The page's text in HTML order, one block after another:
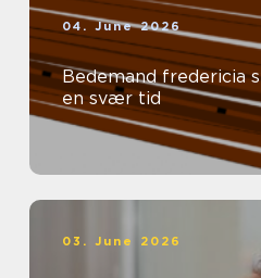
04. June 2026
Bedemand fredericia støtte og overblik i
en svær tid
03. June 2026